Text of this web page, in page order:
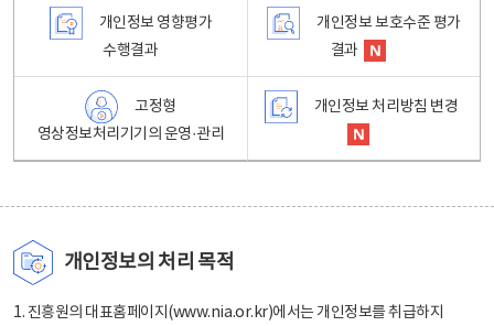
개인정보 영향평가
수행결과
개인정보 보호수준 평가
결과
고정형
영상정보처리기기의 운영·관리
개인정보 처리방침 변경
개인정보의 처리 목적
1. 진흥원의 대표홈페이지(www.nia.or.kr)에서는 개인정보를 취급하지